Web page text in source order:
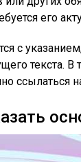
его
с
текста. В
ссылаться